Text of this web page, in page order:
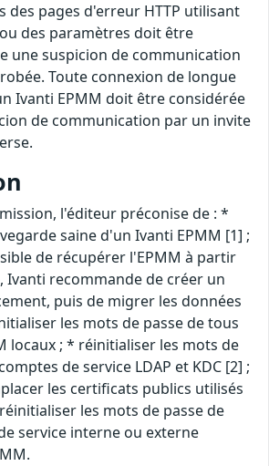
des pages d'erreur HTTP utilisant
des paramètres doit être
une suspicion de communication
Toute connexion de longue
Ivanti EPMM doit être considérée
de communication par un invite
l'éditeur préconise de : *
saine d'un Ivanti EPMM [1] ;
de récupérer l'EPMM à partir
Ivanti recommande de créer un
puis de migrer les données
les mots de passe de tous
locaux ; * réinitialiser les mots de
de service LDAP et KDC [2] ;
les certificats publics utilisés
les mots de passe de
service interne ou externe